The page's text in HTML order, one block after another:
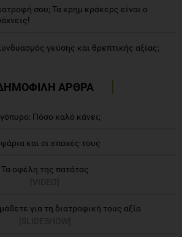
σου; Τα κρημ κράκερς είναι ο
γεύσης και θρεπτικής αξίας;
ΑΡΘΡΑ
Πόσο καλό κάνει;
και οι εποχές τους
Τα οφέλη της πατάτας
[VIDEO]
για τη διατροφική τους αξία
[SLIDESHOW]